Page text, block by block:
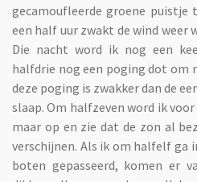
gecamoufleerde groene
een half uur zwakt de wind weer
Die nacht word ik nog een
halfdrie nog een poging dot om
deze poging is zwakker dan de
slaap. Om halfzeven word ik
maar op en zie dat de zon al
verschijnen. Als ik om halfelf ga
boten gepasseerd, komen er